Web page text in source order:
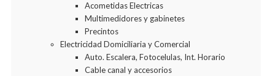
Acometidas Electricas
Multimedidores y gabinetes
Precintos
Electricidad Domiciliaria y Comercial
Auto. Escalera, Fotocelulas, Int. Horario
Cable canal y accesorios